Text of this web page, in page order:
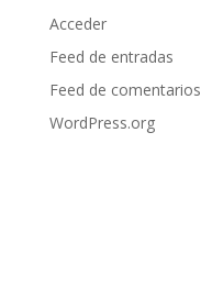
Acceder
Feed de entradas
Feed de comentarios
WordPress.org